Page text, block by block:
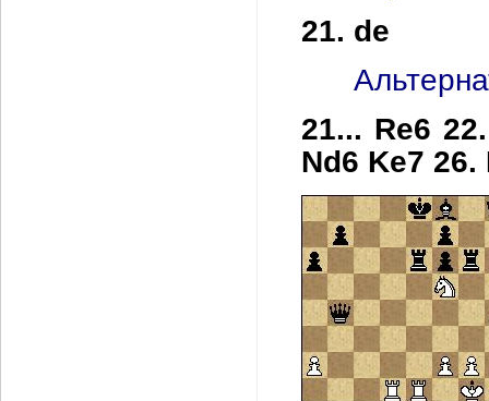
21. de
21... Re6
Nd6 Ke7 26.